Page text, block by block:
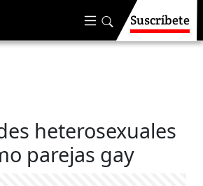
Suscríbete
heterosexuales
parejas gay